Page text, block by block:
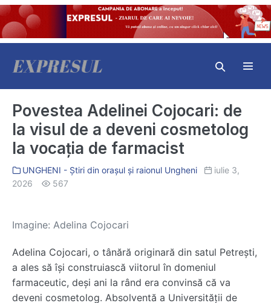
Skip
to
content
Search
Povestea Adelinei Cojocari: de
la visul de a deveni cosmetolog
la vocația de farmacist
UNGHENI - Știri din orașul și raionul Ungheni
iulie 3,
2026
567
Imagine: Adelina Cojocari
Adelina Cojocari, o tânără originară din satul Petrești,
a ales să își construiască viitorul în domeniul
farmaceutic, deși ani la rând era convinsă că va
deveni cosmetolog. Absolventă a Universității de